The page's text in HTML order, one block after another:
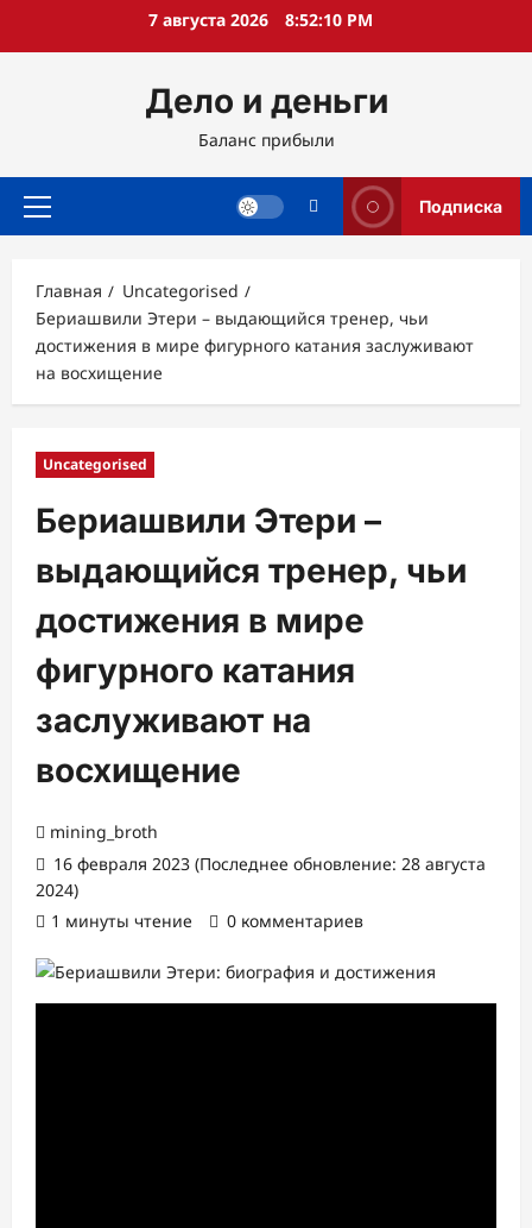
7 августа 2026 8:52:11 PM
Дело и деньги
Баланс прибыли
Основное
Подписка
Главная
Uncategorised
Бериашвили Этери – выдающийся тренер, чьи
достижения в мире фигурного катания заслуживают
на восхищение
Uncategorised
Бериашвили Этери –
выдающийся тренер, чьи
достижения в мире
фигурного катания
заслуживают на
восхищение
mining_broth
16 февраля 2023 (Последнее обновление: 28 августа
2024)
1 минуты чтение
0 комментариев